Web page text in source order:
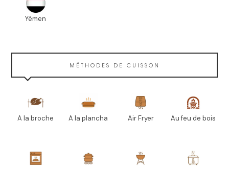
Yémen
MÉTHODES DE CUISSON
A la broche A la plancha Air Fryer Au feu de bois